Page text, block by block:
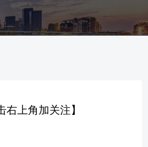
右上角加关注】